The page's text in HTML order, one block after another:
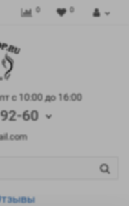
0 0
с 10:00 до 16:00
60